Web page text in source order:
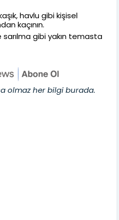
havlu gibi kişisel
kaçının.
gibi yakın temasta
olmaz her bilgi burada.